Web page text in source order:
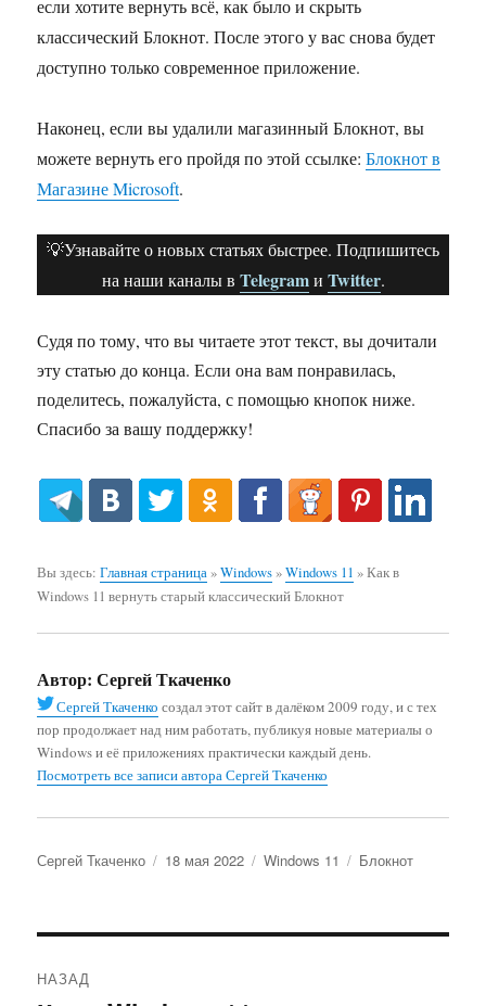
если хотите вернуть всё, как было и скрыть
классический Блокнот. После этого у вас снова будет
доступно только современное приложение.
Наконец, если вы удалили магазинный Блокнот, вы
можете вернуть его пройдя по этой ссылке:Блокнот в
Магазине Microsoft.
💡Узнавайте о новых статьях быстрее. Подпишитесь
на наши каналы в Telegramи Twitter.
Судя по тому, что вы читаете этот текст, вы дочитали
эту статью до конца. Если она вам понравилась,
поделитесь, пожалуйста, с помощью кнопок ниже.
Спасибо за вашу поддержку!
Вы здесь:Главная страница»Windows»Windows 11 »Как в
Windows 11 вернуть старый классический Блокнот
Автор: Сергей Ткаченко
Сергей Ткаченко создал этот сайт в далёком 2009 году, и с тех
пор продолжает над ним работать, публикуя новые материалы о
Windows и её приложениях практически каждый день.
Посмотреть все записи автора Сергей Ткаченко
Автор
Сергей Ткаченко Опубликовано
18 мая 2022 Рубрики
Windows 11 Метки
Блокнот
НАЗАД